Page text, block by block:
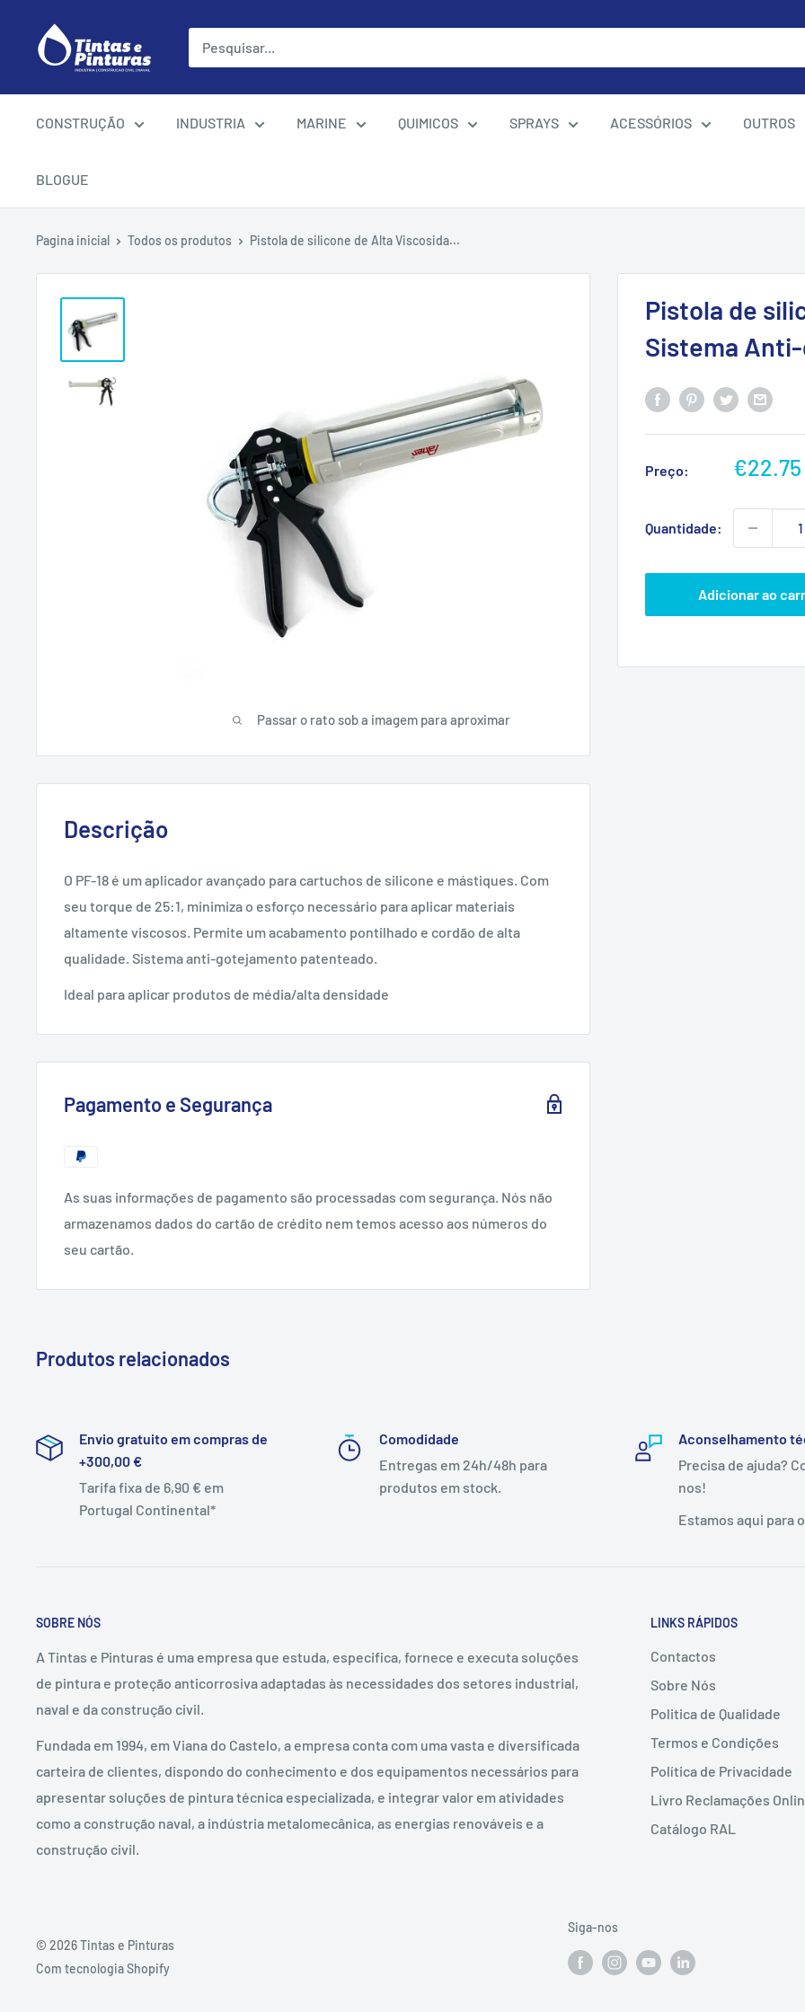
conteúdo
CONSTRUÇÃO INDUSTRIA MARINE QUIMICOS SPRAYS ACESSÓRIOS OUTROS
BLOGUE
Pagina inicial Todos os produtos Pistola de silicone de Alta Viscosida...
Passar o rato sob a imagem para aproximar
Pistola de
Sistema
Preço:
Preço
€22.75
Quantidade:
Adicionar ao
Descrição
O PF-18 é um aplicador avançado para cartuchos de silicone e mástiques. Com
seu torque de 25:1, minimiza o esforço necessário para aplicar materiais
altamente viscosos. Permite um acabamento pontilhado e cordão de alta
qualidade. Sistema anti-gotejamento patenteado.
Ideal para aplicar produtos de média/alta densidade
Pagamento e Segurança
As suas informações de pagamento são processadas com segurança. Nós não
armazenamos dados do cartão de crédito nem temos acesso aos números do
seu cartão.
Produtos relacionados
Envio gratuito em compras de
+300,00 €
Tarifa fixa de 6,90 € em
Portugal Continental*
Comodidade
Entregas em 24h/48h para
produtos em stock.
Aconselhamento
Precisa de ajuda?
nos!
Estamos aqui para
SOBRE NÓS
A Tintas e Pinturas é uma empresa que estuda, especifica, fornece e executa soluções
de pintura e proteção anticorrosiva adaptadas às necessidades dos setores industrial,
naval e da construção civil.
Fundada em 1994, em Viana do Castelo, a empresa conta com uma vasta e diversificada
carteira de clientes, dispondo do conhecimento e dos equipamentos necessários para
apresentar soluções de pintura técnica especializada, e integrar valor em atividades
como a construção naval, a indústria metalomecânica, as energias renováveis e a
construção civil.
LINKS RÁPIDOS
Contactos
Sobre Nós
Politica de Qualidade
Termos e Condições
Política de Privacidade
Livro Reclamações
Catálogo RAL
© 2026 Tintas e Pinturas
Com tecnologia Shopify
Siga-nos